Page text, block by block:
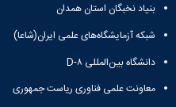
بنیاد نخبگان استان همدان
شبکه آزمایشگاه‌های علمی ایران(شاعا)
دانشگاه بین‌المللی D-۸
معاونت علمی فناوری ریاست جمهوری